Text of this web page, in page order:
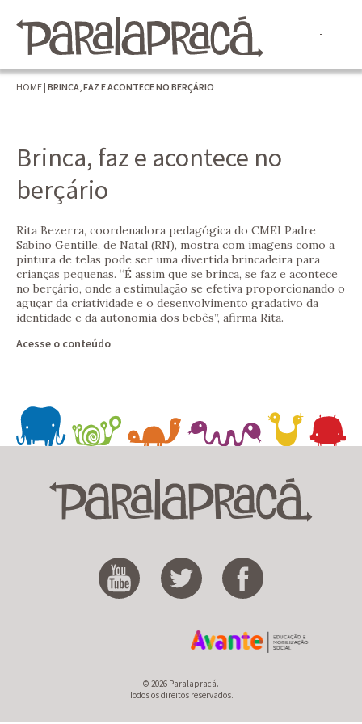
HOME | BRINCA, FAZ E ACONTECE NO BERÇÁRIO
Brinca, faz e acontece no
berçário
Rita Bezerra, coordenadora pedagógica do CMEI Padre
Sabino Gentille, de Natal (RN), mostra com imagens como a
pintura de telas pode ser uma divertida brincadeira para
crianças pequenas. “É assim que se brinca, se faz e acontece
no berçário, onde a estimulação se efetiva proporcionando o
aguçar da criatividade e o desenvolvimento gradativo da
identidade e da autonomia dos bebês”, afirma Rita.
Acesse o conteúdo
© 2026 Paralapracá.
Todos os direitos reservados.